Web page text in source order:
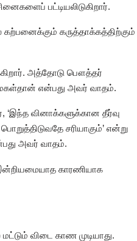
பட்டியலிடுகிறார்.
கருத்தாக்கத்திற்கும்
அத்தோடு பௌத்தர்
என்பது அவர் வாதம்.
வினாக்களுக்கான தீர்வு
சரியாகும்’ என்று
அவர் வாதம்.
காரணியாக
விடை காண முடியாது.